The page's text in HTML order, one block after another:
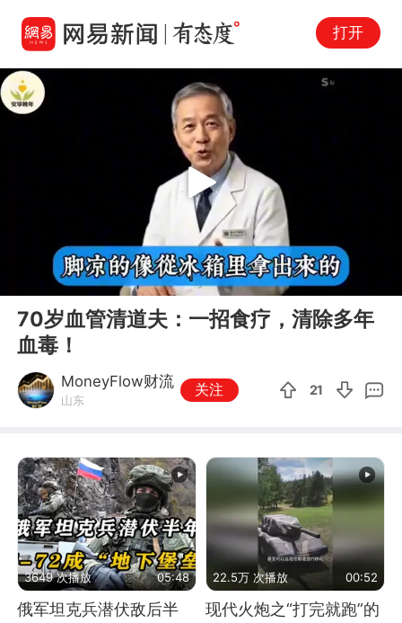
打开
19:29
Play
70岁血管清道夫：一招食疗，清除多年
血毒！
MoneyFlow财流
山东
关注 21
3649 次播放 05:48
俄军坦克兵潜伏敌后半
22.5万 次播放 00:52
现代火炮之“打完就跑”的